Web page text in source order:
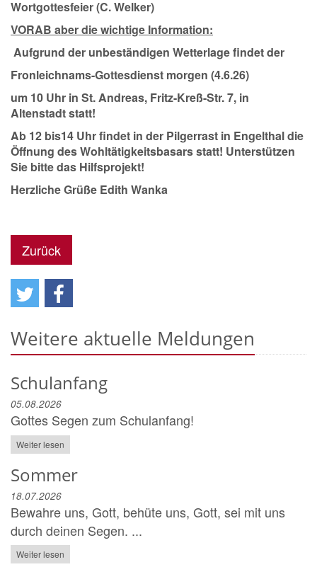
Wortgottesfeier (C. Welker)
VORAB aber die wichtige Information:
Aufgrund der unbeständigen Wetterlage findet der
Fronleichnams-Gottesdienst morgen (4.6.26)
um 10 Uhr in St. Andreas, Fritz-Kreß-Str. 7, in
Altenstadt statt!
Ab 12 bis14 Uhr findet in der Pilgerrast in Engelthal die
Öffnung des Wohltätigkeitsbasars statt! Unterstützen
Sie bitte das Hilfsprojekt!
Herzliche Grüße Edith Wanka
Zurück
Weitere aktuelle Meldungen
Schulanfang
05.08.2026
Gottes Segen zum Schulanfang!
Weiter lesen
Sommer
18.07.2026
Bewahre uns, Gott, behüte uns, Gott, sei mit uns
durch deinen Segen. ...
Weiter lesen